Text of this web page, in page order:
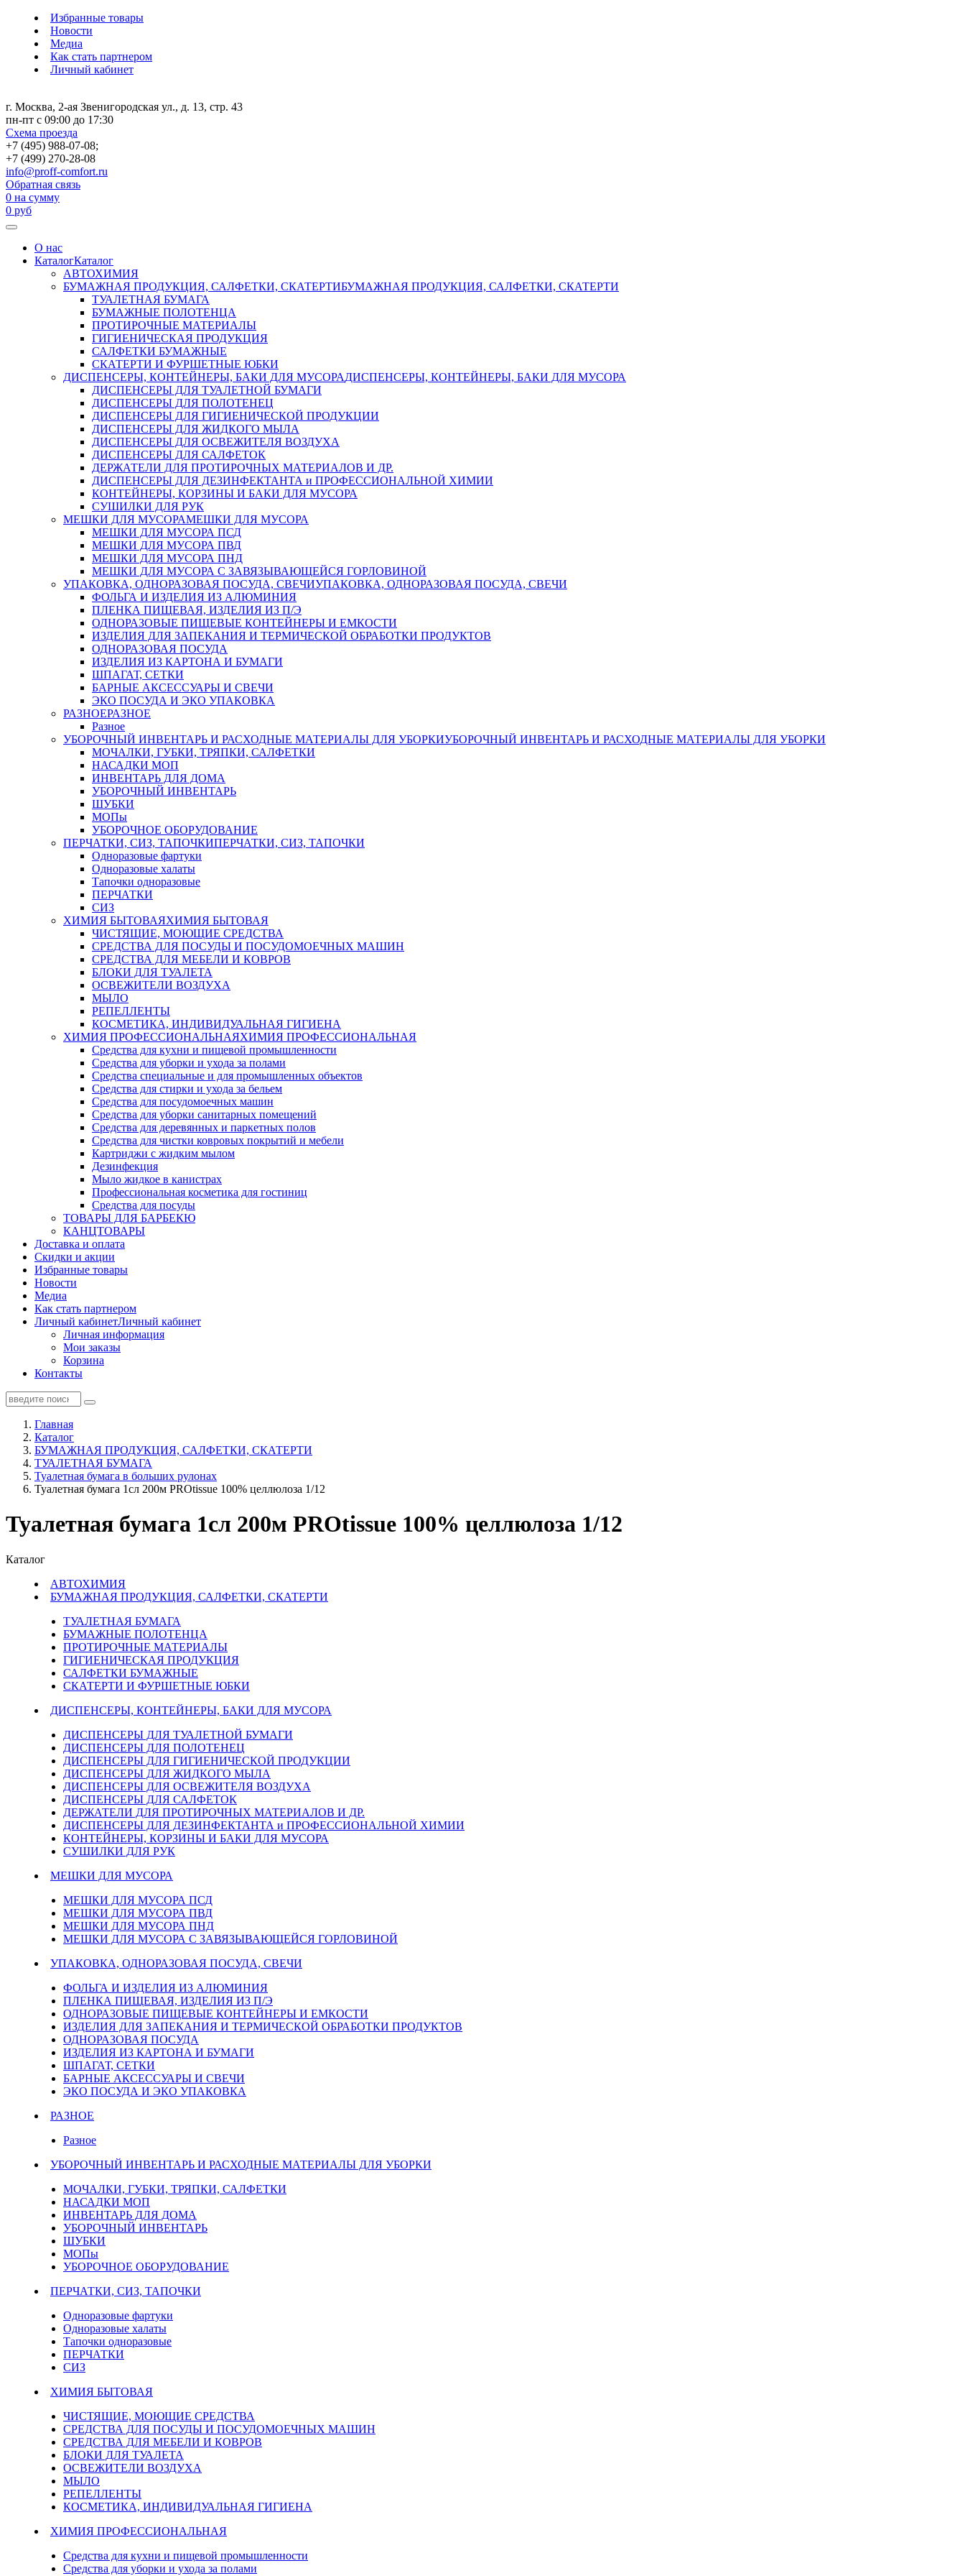
Избранные товары
Новости
Медиа
Как стать партнером
Личный кабинет
г. Москва, 2-ая Звенигородская ул., д. 13, стр. 43
пн-пт с 09:00 до 17:30
Схема проезда
+7 (495) 988-07-08;
+7 (499) 270-28-08
info@proff-comfort.ru
Обратная связь
0 на сумму
0 руб
О нас
КаталогКаталог
АВТОХИМИЯ
БУМАЖНАЯ ПРОДУКЦИЯ, САЛФЕТКИ, СКАТЕРТИБУМАЖНАЯ ПРОДУКЦИЯ, САЛФЕТКИ, СКАТЕРТИ
ТУАЛЕТНАЯ БУМАГА
БУМАЖНЫЕ ПОЛОТЕНЦА
ПРОТИРОЧНЫЕ МАТЕРИАЛЫ
ГИГИЕНИЧЕСКАЯ ПРОДУКЦИЯ
САЛФЕТКИ БУМАЖНЫЕ
СКАТЕРТИ И ФУРШЕТНЫЕ ЮБКИ
ДИСПЕНСЕРЫ, КОНТЕЙНЕРЫ, БАКИ ДЛЯ МУСОРАДИСПЕНСЕРЫ, КОНТЕЙНЕРЫ, БАКИ ДЛЯ МУСОРА
ДИСПЕНСЕРЫ ДЛЯ ТУАЛЕТНОЙ БУМАГИ
ДИСПЕНСЕРЫ ДЛЯ ПОЛОТЕНЕЦ
ДИСПЕНСЕРЫ ДЛЯ ГИГИЕНИЧЕСКОЙ ПРОДУКЦИИ
ДИСПЕНСЕРЫ ДЛЯ ЖИДКОГО МЫЛА
ДИСПЕНСЕРЫ ДЛЯ ОСВЕЖИТЕЛЯ ВОЗДУХА
ДИСПЕНСЕРЫ ДЛЯ САЛФЕТОК
ДЕРЖАТЕЛИ ДЛЯ ПРОТИРОЧНЫХ МАТЕРИАЛОВ И ДР.
ДИСПЕНСЕРЫ ДЛЯ ДЕЗИНФЕКТАНТА и ПРОФЕССИОНАЛЬНОЙ ХИМИИ
КОНТЕЙНЕРЫ, КОРЗИНЫ И БАКИ ДЛЯ МУСОРА
СУШИЛКИ ДЛЯ РУК
МЕШКИ ДЛЯ МУСОРАМЕШКИ ДЛЯ МУСОРА
МЕШКИ ДЛЯ МУСОРА ПСД
МЕШКИ ДЛЯ МУСОРА ПВД
МЕШКИ ДЛЯ МУСОРА ПНД
МЕШКИ ДЛЯ МУСОРА С ЗАВЯЗЫВАЮЩЕЙСЯ ГОРЛОВИНОЙ
УПАКОВКА, ОДНОРАЗОВАЯ ПОСУДА, СВЕЧИУПАКОВКА, ОДНОРАЗОВАЯ ПОСУДА, СВЕЧИ
ФОЛЬГА И ИЗДЕЛИЯ ИЗ АЛЮМИНИЯ
ПЛЕНКА ПИЩЕВАЯ, ИЗДЕЛИЯ ИЗ П/Э
ОДНОРАЗОВЫЕ ПИЩЕВЫЕ КОНТЕЙНЕРЫ И ЕМКОСТИ
ИЗДЕЛИЯ ДЛЯ ЗАПЕКАНИЯ И ТЕРМИЧЕСКОЙ ОБРАБОТКИ ПРОДУКТОВ
ОДНОРАЗОВАЯ ПОСУДА
ИЗДЕЛИЯ ИЗ КАРТОНА И БУМАГИ
ШПАГАТ, СЕТКИ
БАРНЫЕ АКСЕССУАРЫ И СВЕЧИ
ЭКО ПОСУДА И ЭКО УПАКОВКА
РАЗНОЕРАЗНОЕ
Разное
УБОРОЧНЫЙ ИНВЕНТАРЬ И РАСХОДНЫЕ МАТЕРИАЛЫ ДЛЯ УБОРКИУБОРОЧНЫЙ ИНВЕНТАРЬ И РАСХОДНЫЕ МАТЕРИАЛЫ ДЛЯ УБОРКИ
МОЧАЛКИ, ГУБКИ, ТРЯПКИ, САЛФЕТКИ
НАСАДКИ МОП
ИНВЕНТАРЬ ДЛЯ ДОМА
УБОРОЧНЫЙ ИНВЕНТАРЬ
ШУБКИ
МОПы
УБОРОЧНОЕ ОБОРУДОВАНИЕ
ПЕРЧАТКИ, СИЗ, ТАПОЧКИПЕРЧАТКИ, СИЗ, ТАПОЧКИ
Одноразовые фартуки
Одноразовые халаты
Тапочки одноразовые
ПЕРЧАТКИ
СИЗ
ХИМИЯ БЫТОВАЯХИМИЯ БЫТОВАЯ
ЧИСТЯЩИЕ, МОЮЩИЕ СРЕДСТВА
СРЕДСТВА ДЛЯ ПОСУДЫ И ПОСУДОМОЕЧНЫХ МАШИН
СРЕДСТВА ДЛЯ МЕБЕЛИ И КОВРОВ
БЛОКИ ДЛЯ ТУАЛЕТА
ОСВЕЖИТЕЛИ ВОЗДУХА
МЫЛО
РЕПЕЛЛЕНТЫ
КОСМЕТИКА, ИНДИВИДУАЛЬНАЯ ГИГИЕНА
ХИМИЯ ПРОФЕССИОНАЛЬНАЯХИМИЯ ПРОФЕССИОНАЛЬНАЯ
Средства для кухни и пищевой промышленности
Средства для уборки и ухода за полами
Средства специальные и для промышленных объектов
Средства для стирки и ухода за бельем
Средства для посудомоечных машин
Средства для уборки санитарных помещений
Средства для деревянных и паркетных полов
Средства для чистки ковровых покрытий и мебели
Картриджи с жидким мылом
Дезинфекция
Мыло жидкое в канистрах
Профессиональная косметика для гостиниц
Средства для посуды
ТОВАРЫ ДЛЯ БАРБЕКЮ
КАНЦТОВАРЫ
Доставка и оплата
Скидки и акции
Избранные товары
Новости
Медиа
Как стать партнером
Личный кабинетЛичный кабинет
Личная информация
Мои заказы
Корзина
Контакты
Главная
Каталог
БУМАЖНАЯ ПРОДУКЦИЯ, САЛФЕТКИ, СКАТЕРТИ
ТУАЛЕТНАЯ БУМАГА
Туалетная бумага в больших рулонах
Туалетная бумага 1сл 200м PROtissue 100% целлюлоза 1/12
Туалетная бумага 1сл 200м PROtissue 100% целлюлоза 1/12
Каталог
АВТОХИМИЯ
БУМАЖНАЯ ПРОДУКЦИЯ, САЛФЕТКИ, СКАТЕРТИ
ТУАЛЕТНАЯ БУМАГА
БУМАЖНЫЕ ПОЛОТЕНЦА
ПРОТИРОЧНЫЕ МАТЕРИАЛЫ
ГИГИЕНИЧЕСКАЯ ПРОДУКЦИЯ
САЛФЕТКИ БУМАЖНЫЕ
СКАТЕРТИ И ФУРШЕТНЫЕ ЮБКИ
ДИСПЕНСЕРЫ, КОНТЕЙНЕРЫ, БАКИ ДЛЯ МУСОРА
ДИСПЕНСЕРЫ ДЛЯ ТУАЛЕТНОЙ БУМАГИ
ДИСПЕНСЕРЫ ДЛЯ ПОЛОТЕНЕЦ
ДИСПЕНСЕРЫ ДЛЯ ГИГИЕНИЧЕСКОЙ ПРОДУКЦИИ
ДИСПЕНСЕРЫ ДЛЯ ЖИДКОГО МЫЛА
ДИСПЕНСЕРЫ ДЛЯ ОСВЕЖИТЕЛЯ ВОЗДУХА
ДИСПЕНСЕРЫ ДЛЯ САЛФЕТОК
ДЕРЖАТЕЛИ ДЛЯ ПРОТИРОЧНЫХ МАТЕРИАЛОВ И ДР.
ДИСПЕНСЕРЫ ДЛЯ ДЕЗИНФЕКТАНТА и ПРОФЕССИОНАЛЬНОЙ ХИМИИ
КОНТЕЙНЕРЫ, КОРЗИНЫ И БАКИ ДЛЯ МУСОРА
СУШИЛКИ ДЛЯ РУК
МЕШКИ ДЛЯ МУСОРА
МЕШКИ ДЛЯ МУСОРА ПСД
МЕШКИ ДЛЯ МУСОРА ПВД
МЕШКИ ДЛЯ МУСОРА ПНД
МЕШКИ ДЛЯ МУСОРА С ЗАВЯЗЫВАЮЩЕЙСЯ ГОРЛОВИНОЙ
УПАКОВКА, ОДНОРАЗОВАЯ ПОСУДА, СВЕЧИ
ФОЛЬГА И ИЗДЕЛИЯ ИЗ АЛЮМИНИЯ
ПЛЕНКА ПИЩЕВАЯ, ИЗДЕЛИЯ ИЗ П/Э
ОДНОРАЗОВЫЕ ПИЩЕВЫЕ КОНТЕЙНЕРЫ И ЕМКОСТИ
ИЗДЕЛИЯ ДЛЯ ЗАПЕКАНИЯ И ТЕРМИЧЕСКОЙ ОБРАБОТКИ ПРОДУКТОВ
ОДНОРАЗОВАЯ ПОСУДА
ИЗДЕЛИЯ ИЗ КАРТОНА И БУМАГИ
ШПАГАТ, СЕТКИ
БАРНЫЕ АКСЕССУАРЫ И СВЕЧИ
ЭКО ПОСУДА И ЭКО УПАКОВКА
РАЗНОЕ
Разное
УБОРОЧНЫЙ ИНВЕНТАРЬ И РАСХОДНЫЕ МАТЕРИАЛЫ ДЛЯ УБОРКИ
МОЧАЛКИ, ГУБКИ, ТРЯПКИ, САЛФЕТКИ
НАСАДКИ МОП
ИНВЕНТАРЬ ДЛЯ ДОМА
УБОРОЧНЫЙ ИНВЕНТАРЬ
ШУБКИ
МОПы
УБОРОЧНОЕ ОБОРУДОВАНИЕ
ПЕРЧАТКИ, СИЗ, ТАПОЧКИ
Одноразовые фартуки
Одноразовые халаты
Тапочки одноразовые
ПЕРЧАТКИ
СИЗ
ХИМИЯ БЫТОВАЯ
ЧИСТЯЩИЕ, МОЮЩИЕ СРЕДСТВА
СРЕДСТВА ДЛЯ ПОСУДЫ И ПОСУДОМОЕЧНЫХ МАШИН
СРЕДСТВА ДЛЯ МЕБЕЛИ И КОВРОВ
БЛОКИ ДЛЯ ТУАЛЕТА
ОСВЕЖИТЕЛИ ВОЗДУХА
МЫЛО
РЕПЕЛЛЕНТЫ
КОСМЕТИКА, ИНДИВИДУАЛЬНАЯ ГИГИЕНА
ХИМИЯ ПРОФЕССИОНАЛЬНАЯ
Средства для кухни и пищевой промышленности
Средства для уборки и ухода за полами